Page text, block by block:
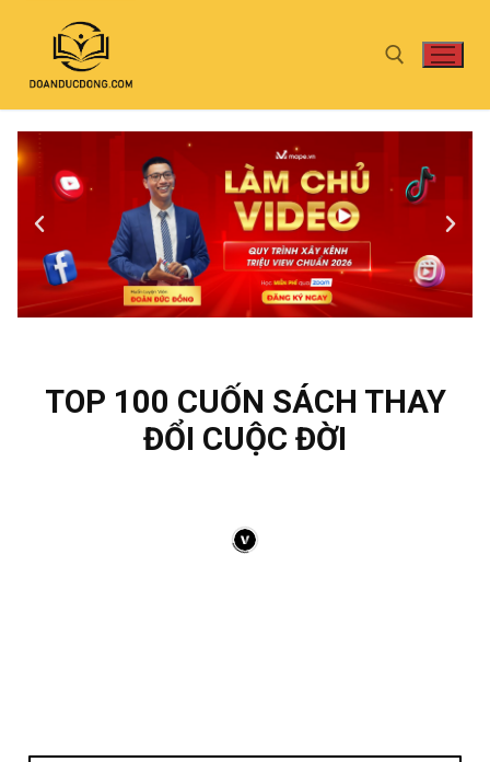
TOP 100 CUỐN SÁCH THAY
ĐỔI CUỘC ĐỜI